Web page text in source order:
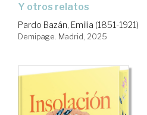
y otros relatos
Pardo Bazán, Emilia (1851-1921)
Demipage. Madrid, 2025